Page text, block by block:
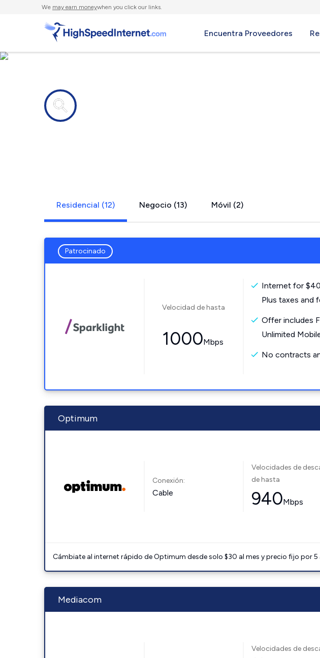
We may earn moneywhen you click our links.
Encuentra Proveedores
Residencial (12) Negocio (13) Móvil (2)
Patrocinado
Velocidad de hasta
1000Mbps
Internet for
Plus taxes and
Offer includes
Unlimited
No contracts
Optimum
Conexión:
Cable
Velocidades de
de hasta
940Mbps
Cámbiate al internet rápido de Optimum desde solo $30 al mes y precio fijo por 5
Mediacom
Velocidades de